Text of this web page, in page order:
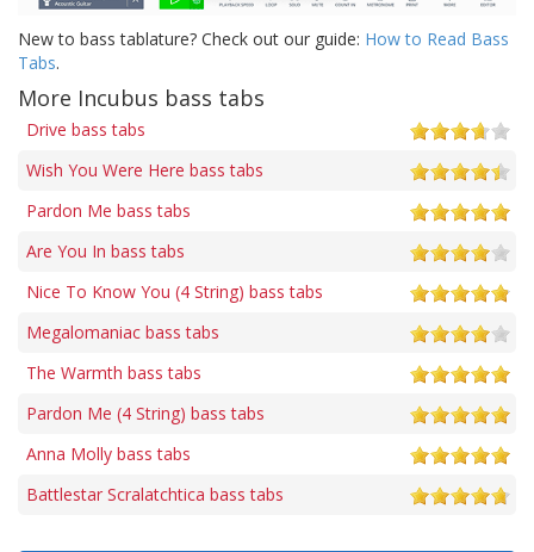
New to bass tablature? Check out our guide: How to Read Bass
Tabs.
More Incubus bass tabs
Drive bass tabs
Wish You Were Here bass tabs
Pardon Me bass tabs
Are You In bass tabs
Nice To Know You (4 String) bass tabs
Megalomaniac bass tabs
The Warmth bass tabs
Pardon Me (4 String) bass tabs
Anna Molly bass tabs
Battlestar Scralatchtica bass tabs